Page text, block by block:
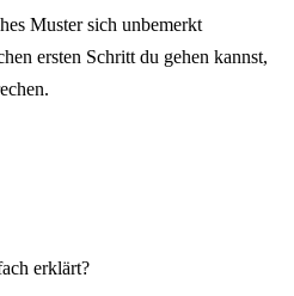
Muster sich unbemerkt
ersten Schritt du gehen kannst,
erklärt?